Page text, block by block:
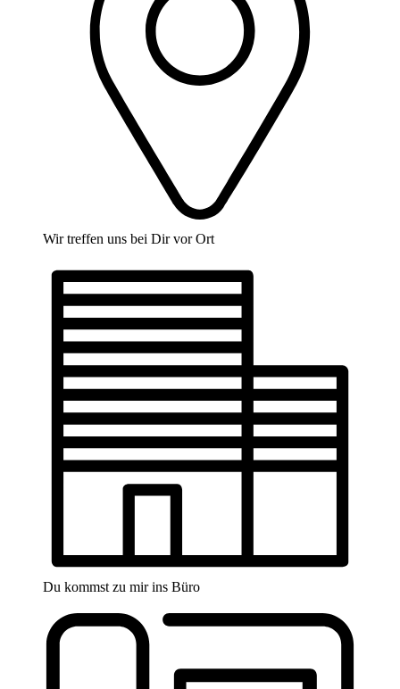
Wir treffen uns bei Dir vor Ort
Du kommst zu mir ins Büro